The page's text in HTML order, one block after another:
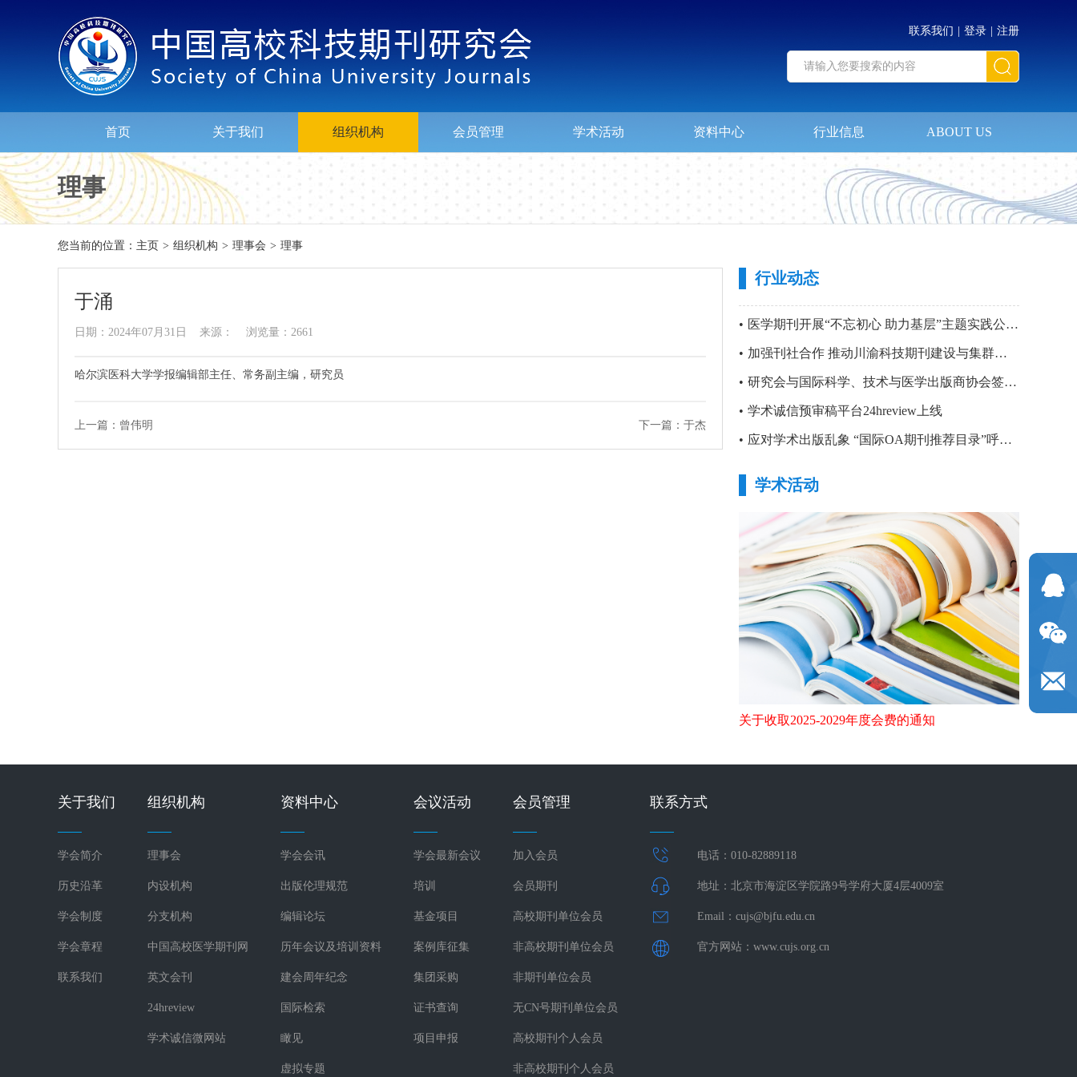
联系我们 登录 注册
首页 关于我们 组织机构 会员管理 学术活动 资料中心 行业信息 ABOUT US
理事
您当前的位置： 主页 > 组织机构 > 理事会 > 理事
于涌
日期：2024年07月31日 来源： 浏览量：2661
哈尔滨医科大学学报编辑部主任、常务副主编，研究员
上一篇：曾伟明 下一篇：于杰
行业动态
• 医学期刊开展“不忘初心 助力基层”主题实践公益活动暨 第四站“只要主义真 明翰故里行”党建活动
• 加强刊社合作 推动川渝科技期刊建设与集群化发展
• 研究会与国际科学、技术与医学出版商协会签署合作备忘录
• 学术诚信预审稿平台24hreview上线
• 应对学术出版乱象 “国际OA期刊推荐目录”呼之欲出
学术活动
关于收取2025-2029年度会费的通知
关于我们
学会简介
历史沿革
学会制度
学会章程
联系我们
组织机构
理事会
内设机构
分支机构
中国高校医学期刊网
英文会刊
24hreview
学术诚信微网站
资料中心
学会会讯
出版伦理规范
编辑论坛
历年会议及培训资料
建会周年纪念
国际检索
瞰见
虚拟专题
会议活动
学会最新会议
培训
基金项目
案例库征集
集团采购
证书查询
项目申报
会员管理
加入会员
会员期刊
高校期刊单位会员
非高校期刊单位会员
非期刊单位会员
无CN号期刊单位会员
高校期刊个人会员
非高校期刊个人会员
联系方式
电话：010-82889118
地址：北京市海淀区学院路9号学府大厦4层4009室
Email：cujs@bjfu.edu.cn
官方网站：www.cujs.org.cn